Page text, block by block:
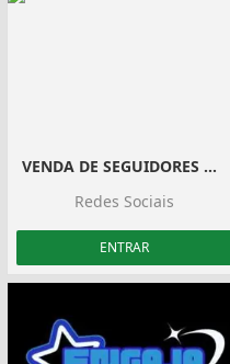
VENDA DE SEGUIDORES 🇧🇷 100% BR
Redes Sociais
ENTRAR